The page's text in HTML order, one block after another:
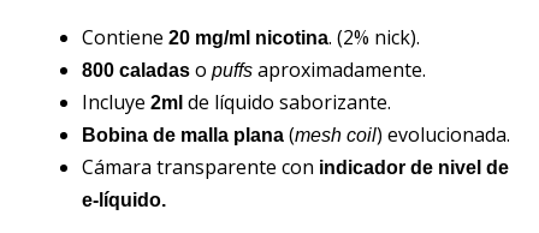
Contiene 20 mg/ml nicotina. (2% nick).
800 caladas o puffs aproximadamente.
Incluye 2ml de líquido saborizante.
Bobina de malla plana (mesh coil) evolucionada.
Cámara transparente con indicador de nivel de
e-líquido.